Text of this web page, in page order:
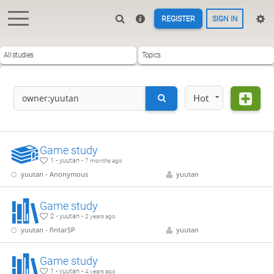
REGISTER SIGN IN
All studies Topics
Hot
Game study
1 - yuutan -7 months ago
yuutan - Anonymous yuutan
Game study
2 - yuutan -2 years ago
yuutan - fintarSP yuutan
Game study
1 - yuutan -4 years ago